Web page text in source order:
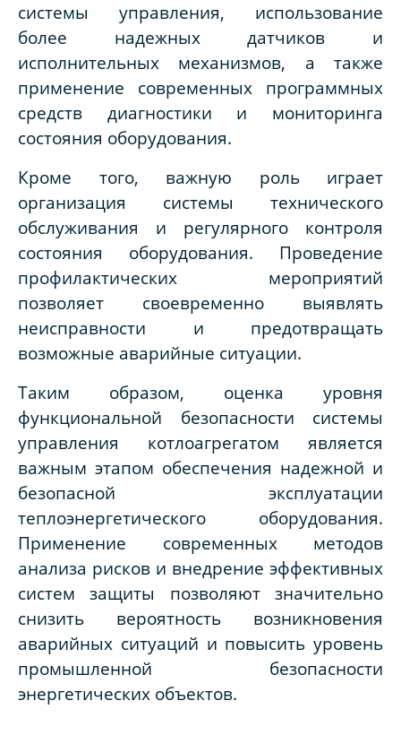
системы управления, использование
более надежных датчиков и
исполнительных механизмов, а также
применение современных программных
средств диагностики и мониторинга
состояния оборудования.
Кроме того, важную роль играет
организация системы технического
обслуживания и регулярного контроля
состояния оборудования. Проведение
профилактических мероприятий
позволяет своевременно выявлять
неисправности и предотвращать
возможные аварийные ситуации.
Таким образом, оценка уровня
функциональной безопасности системы
управления котлоагрегатом является
важным этапом обеспечения надежной и
безопасной эксплуатации
теплоэнергетического оборудования.
Применение современных методов
анализа рисков и внедрение эффективных
систем защиты позволяют значительно
снизить вероятность возникновения
аварийных ситуаций и повысить уровень
промышленной безопасности
энергетических объектов.